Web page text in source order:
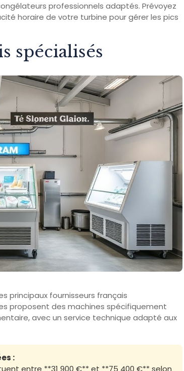
professionnels adaptés. Prévoyez
horaire de votre turbine pour gérer les pics
spécialisés
principaux fournisseurs français
proposent des machines spécifiquement
avec un service technique adapté aux
:
entre **31 900 €** et **75 400 €** selon